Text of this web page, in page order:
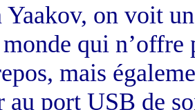
Yaakov, on voit
qui n’offre
mais
au port USB de